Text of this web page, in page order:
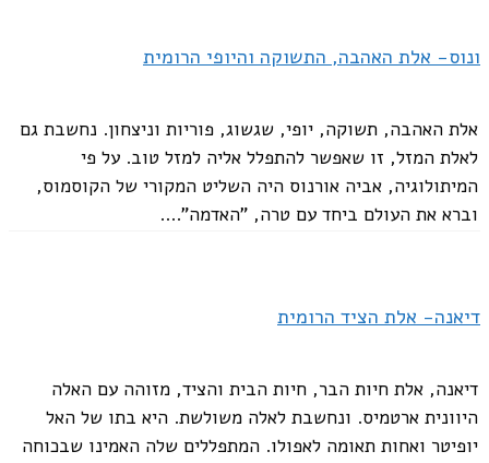
ונוס- אלת האהבה, התשוקה והיופי הרומית
אלת האהבה, תשוקה, יופי, שגשוג, פוריות וניצחון. נחשבת גם
לאלת המזל, זו שאפשר להתפלל אליה למזל טוב. על פי
המיתולוגיה, אביה אורנוס היה השליט המקורי של הקוסמוס,
וברא את העולם ביחד עם טרה, "האדמה"....
דיאנה- אלת הציד הרומית
דיאנה, אלת חיות הבר, חיות הבית והציד, מזוהה עם האלה
היוונית ארטמיס. ונחשבת לאלה משולשת. היא בתו של האל
יופיטר ואחות תאומה לאפולו. המתפללים שלה האמינו שבכוחה